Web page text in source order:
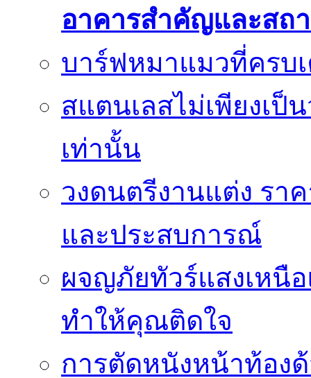
อาคารสำคัญและสถ
บาร์ฟหมาแมวที่ครบ
สแตนเลสไม่เพียงเ
เท่านั้น
วงดนตรีงานแต่ง รา
และประสบการณ์
ผจญภัยทัวร์แสงเหนื
ทำให้คุณติดใจ
การตัดหนังหน้าท้อง